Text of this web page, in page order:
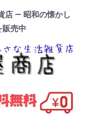
店 — 昭和の懐かし
販売中